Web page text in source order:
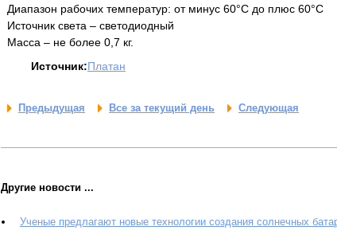
Диапазон рабочих температур: от минус 60°С до плюс 60°С
Источник света – светодиодный
Масса – не более 0,7 кг.
Источник:Платан
Предыдущая Все за текущий день Следующая
Другие новости ...
Ученые предлагают новые технологии создания солнечных